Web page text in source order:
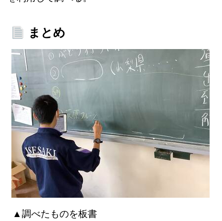
まとめ
▲調べたものを板書